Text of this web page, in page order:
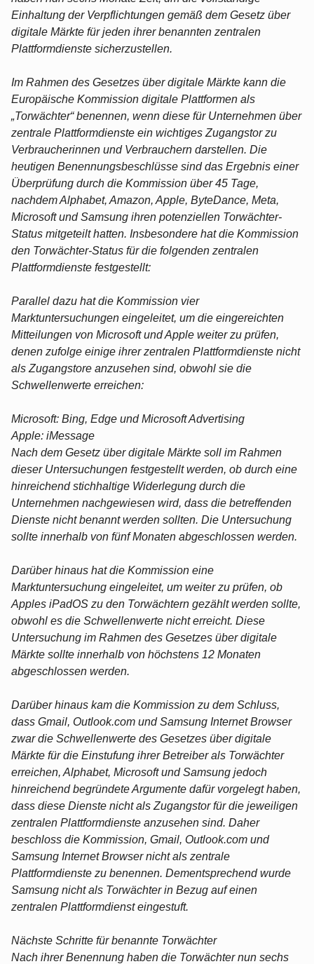
Einhaltung der Verpflichtungen gemäß dem Gesetz über
digitale Märkte für jeden ihrer benannten zentralen
Plattformdienste sicherzustellen.
Im Rahmen des Gesetzes über digitale Märkte kann die
Europäische Kommission digitale Plattformen als
„Torwächter“ benennen, wenn diese für Unternehmen über
zentrale Plattformdienste ein wichtiges Zugangstor zu
Verbraucherinnen und Verbrauchern darstellen. Die
heutigen Benennungsbeschlüsse sind das Ergebnis einer
Überprüfung durch die Kommission über 45 Tage,
nachdem Alphabet, Amazon, Apple, ByteDance, Meta,
Microsoft und Samsung ihren potenziellen Torwächter-
Status mitgeteilt hatten. Insbesondere hat die Kommission
den Torwächter-Status für die folgenden zentralen
Plattformdienste festgestellt:
Parallel dazu hat die Kommission vier
Marktuntersuchungen eingeleitet, um die eingereichten
Mitteilungen von Microsoft und Apple weiter zu prüfen,
denen zufolge einige ihrer zentralen Plattformdienste nicht
als Zugangstore anzusehen sind, obwohl sie die
Schwellenwerte erreichen:
Microsoft: Bing, Edge und Microsoft Advertising
Apple: iMessage
Nach dem Gesetz über digitale Märkte soll im Rahmen
dieser Untersuchungen festgestellt werden, ob durch eine
hinreichend stichhaltige Widerlegung durch die
Unternehmen nachgewiesen wird, dass die betreffenden
Dienste nicht benannt werden sollten. Die Untersuchung
sollte innerhalb von fünf Monaten abgeschlossen werden.
Darüber hinaus hat die Kommission eine
Marktuntersuchung eingeleitet, um weiter zu prüfen, ob
Apples iPadOS zu den Torwächtern gezählt werden sollte,
obwohl es die Schwellenwerte nicht erreicht. Diese
Untersuchung im Rahmen des Gesetzes über digitale
Märkte sollte innerhalb von höchstens 12 Monaten
abgeschlossen werden.
Darüber hinaus kam die Kommission zu dem Schluss,
dass Gmail, Outlook.com und Samsung Internet Browser
zwar die Schwellenwerte des Gesetzes über digitale
Märkte für die Einstufung ihrer Betreiber als Torwächter
erreichen, Alphabet, Microsoft und Samsung jedoch
hinreichend begründete Argumente dafür vorgelegt haben,
dass diese Dienste nicht als Zugangstor für die jeweiligen
zentralen Plattformdienste anzusehen sind. Daher
beschloss die Kommission, Gmail, Outlook.com und
Samsung Internet Browser nicht als zentrale
Plattformdienste zu benennen. Dementsprechend wurde
Samsung nicht als Torwächter in Bezug auf einen
zentralen Plattformdienst eingestuft.
Nächste Schritte für benannte Torwächter
Nach ihrer Benennung haben die Torwächter nun sechs